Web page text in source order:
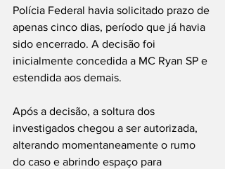
Polícia Federal havia solicitado prazo de
apenas cinco dias, período que já havia
sido encerrado. A decisão foi
inicialmente concedida a MC Ryan SP e
estendida aos demais.
Após a decisão, a soltura dos
investigados chegou a ser autorizada,
alterando momentaneamente o rumo
do caso e abrindo espaço para